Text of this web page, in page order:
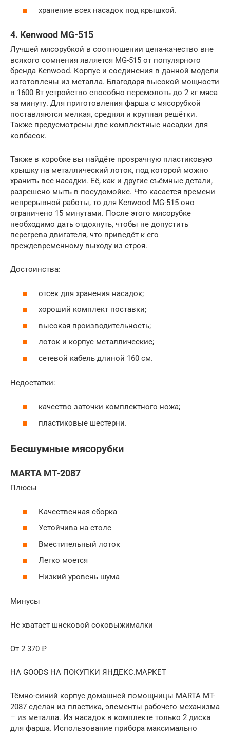
хранение всех насадок под крышкой.
4. Kenwood MG-515
Лучшей мясорубкой в соотношении цена-качество вне
всякого сомнения является MG-515 от популярного
бренда Kenwood. Корпус и соединения в данной модели
изготовлены из металла. Благодаря высокой мощности
в 1600 Вт устройство способно перемолоть до 2 кг мяса
за минуту. Для приготовления фарша с мясорубкой
поставляются мелкая, средняя и крупная решётки.
Также предусмотрены две комплектные насадки для
колбасок.
Также в коробке вы найдёте прозрачную пластиковую
крышку на металлический лоток, под которой можно
хранить все насадки. Её, как и другие съёмные детали,
разрешено мыть в посудомойке. Что касается времени
непрерывной работы, то для Kenwood MG-515 оно
ограничено 15 минутами. После этого мясорубке
необходимо дать отдохнуть, чтобы не допустить
перегрева двигателя, что приведёт к его
преждевременному выходу из строя.
Достоинства:
отсек для хранения насадок;
хороший комплект поставки;
высокая производительность;
лоток и корпус металлические;
сетевой кабель длиной 160 см.
Недостатки:
качество заточки комплектного ножа;
пластиковые шестерни.
Бесшумные мясорубки
MARTA MT-2087
Плюсы
Качественная сборка
Устойчива на столе
Вместительный лоток
Легко моется
Низкий уровень шума
Минусы
Не хватает шнековой соковыжималки
От 2 370 ₽
НА GOODS НА ПОКУПКИ ЯНДЕКС.МАРКЕТ
Тёмно-синий корпус домашней помощницы MARTA MT-
2087 сделан из пластика, элементы рабочего механизма
– из металла. Из насадок в комплекте только 2 диска
для фарша. Использование прибора максимально